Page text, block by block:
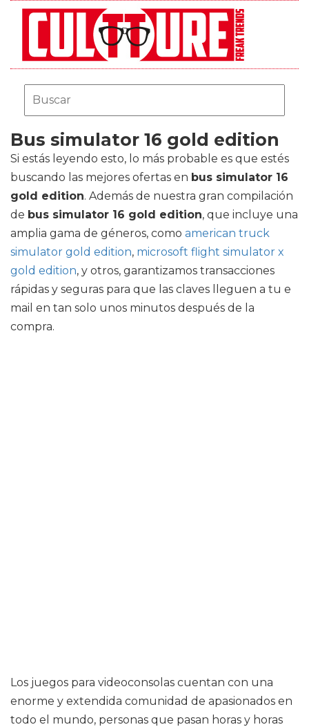
Bus simulator 16 gold edition
Si estás leyendo esto, lo más probable es que estés
buscando las mejores ofertas en bus simulator 16
gold edition. Además de nuestra gran compilación
de bus simulator 16 gold edition, que incluye una
amplia gama de géneros, como american truck
simulator gold edition, microsoft flight simulator x
gold edition, y otros, garantizamos transacciones
rápidas y seguras para que las claves lleguen a tu e
mail en tan solo unos minutos después de la
compra.
Los juegos para videoconsolas cuentan con una
enorme y extendida comunidad de apasionados en
todo el mundo, personas que pasan horas y horas